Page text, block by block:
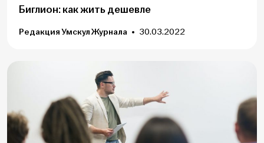
Биглион: как жить дешевле
Редакция Умскул Журнала 30.03.2022